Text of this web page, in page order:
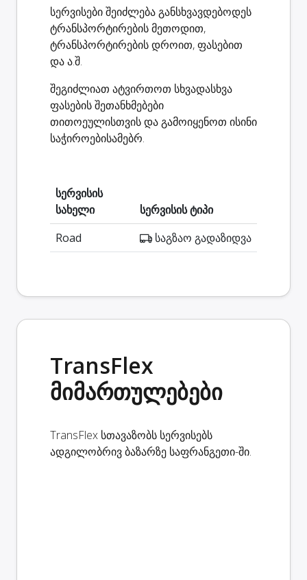
სერვისები შეიძლება განსხვავდებოდეს
ტრანსპორტირების მეთოდით,
ტრანსპორტირების დროით, ფასებით
და ა.შ.
შეგიძლიათ ატვირთოთ სხვადასხვა
ფასების შეთანხმებები
თითოეულისთვის და გამოიყენოთ ისინი
საჭიროებისამებრ.
სერვისის
სახელი
სერვისის ტიპი
Road
საგზაო გადაზიდვა
TransFlex
მიმართულებები
TransFlex სთავაზობს სერვისებს
ადგილობრივ ბაზარზე საფრანგეთი-ში.